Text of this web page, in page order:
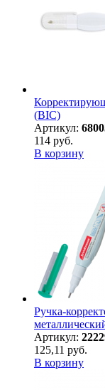
(BIC)
Артикул:
114 руб.
В корзину
Ручка-
Артикул:
125,11 руб.
В корзину